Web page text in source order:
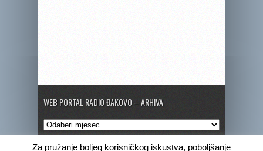
WEB PORTAL RADIO ĐAKOVO – ARHIVA
Web
portal
Radio
Za pružanje boljeg korisničkog iskustva, poboljšanje